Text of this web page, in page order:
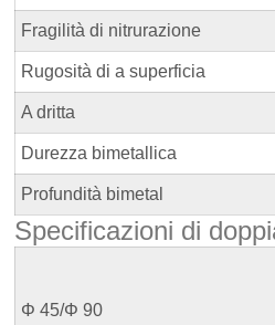
Fragilità di nitrurazione
Rugosità di a superficia
A dritta
Durezza bimetallica
Profundità bimetal
Specificazioni di
Φ 45/Φ 90